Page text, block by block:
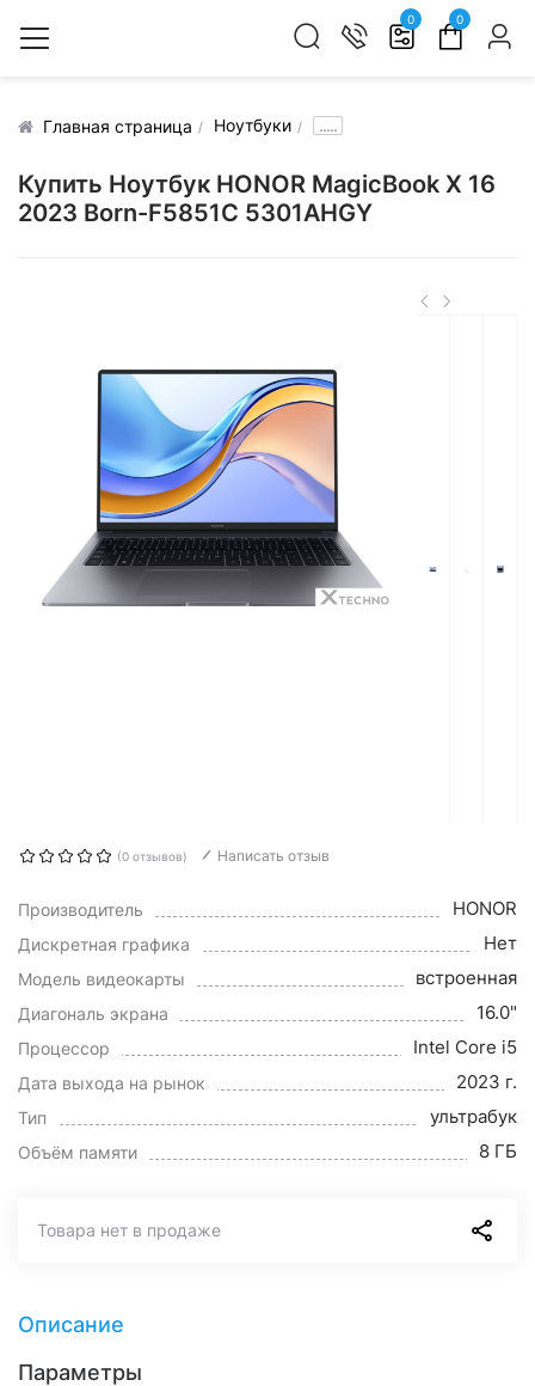
0 0
Главная страница Ноутбуки .....
Купить Ноутбук HONOR MagicBook X 16
2023 Born-F5851C 5301AHGY
(0 отзывов) Написать отзыв
Производитель HONOR
Дискретная графика Нет
Модель видеокарты встроенная
Диагональ экрана 16.0"
Процессор Intel Core i5
Дата выхода на рынок 2023 г.
Тип ультрабук
Объём памяти 8 ГБ
Товара нет в продаже
Описание
Параметры